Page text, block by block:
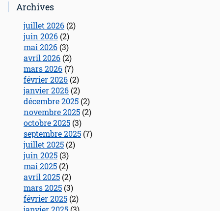
Archives
juillet 2026 (2)
juin 2026 (2)
mai 2026 (3)
avril 2026 (2)
mars 2026 (7)
février 2026 (2)
janvier 2026 (2)
décembre 2025 (2)
novembre 2025 (2)
octobre 2025 (3)
septembre 2025 (7)
juillet 2025 (2)
juin 2025 (3)
mai 2025 (2)
avril 2025 (2)
mars 2025 (3)
février 2025 (2)